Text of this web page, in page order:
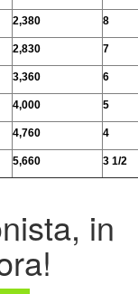
2,380 8
2,830 7
3,360 6
4,000 5
4,760 4
5,660 3 1/2
in